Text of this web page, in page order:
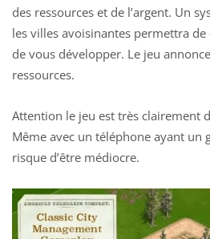
des ressources et de l’argent. Un
les villes avoisinantes permettra
de vous développer. Le jeu
ressources.
Attention le jeu est très clairement
Même avec un téléphone ayant un
risque d’être médiocre.